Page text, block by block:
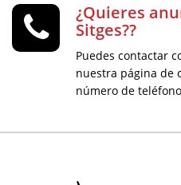
¿Quieres
Sitges??
Puedes contactar
nuestra página de
número de